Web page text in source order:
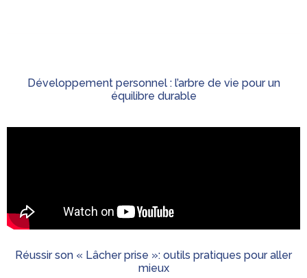
Développement personnel : l’arbre de vie pour un
équilibre durable
Réussir son « Lâcher prise »: outils pratiques pour aller
mieux